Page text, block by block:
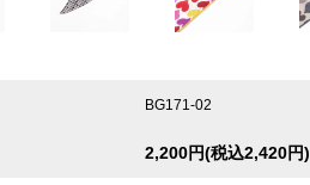
BG171-02
2,200円(税込2,420円)